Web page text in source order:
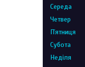
Середа
Четвер
Пʼятниця
Субота
Неділя